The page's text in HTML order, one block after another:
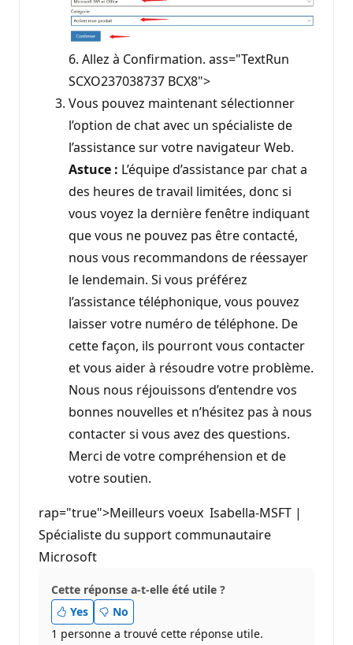
6. Allez à Confirmation. ass="TextRun
SCXO237038737 BCX8">
Vous pouvez maintenant sélectionner
l’option de chat avec un spécialiste de
l’assistance sur votre navigateur Web.
Astuce : L’équipe d’assistance par chat a
des heures de travail limitées, donc si
vous voyez la dernière fenêtre indiquant
que vous ne pouvez pas être contacté,
nous vous recommandons de réessayer
le lendemain. Si vous préférez
l’assistance téléphonique, vous pouvez
laisser votre numéro de téléphone. De
cette façon, ils pourront vous contacter
et vous aider à résoudre votre problème.
Nous nous réjouissons d’entendre vos
bonnes nouvelles et n’hésitez pas à nous
contacter si vous avez des questions.
Merci de votre compréhension et de
votre soutien.
rap="true">Meilleurs voeux Isabella-MSFT |
Spécialiste du support communautaire
Microsoft
Cette réponse a-t-elle été utile ?
Yes
No
1 personne a trouvé cette réponse utile.